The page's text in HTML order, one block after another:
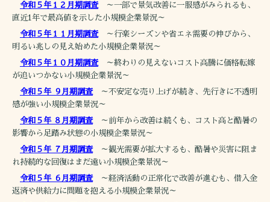
令和５年１２月期調査～一部で景気改善に一服感がみられるも、
直近1年で最高値を示した小規模企業景況～
令和５年１１月期調査～行楽シーズンや省エネ需要の伸びから、
明るい兆しの見え始めた小規模企業景況～
令和５年１０月期調査～終わりの見えないコスト高騰に価格転嫁
が追いつかない小規模企業景況～
令和５年 ９月期調査～不安定な売り上げが続き、先行きに不透明
感が強い小規模企業景況～
令和５年 ８月期調査～前年から改善は続くも、コスト高と酷暑の
影響から足踏み状態の小規模企業景況～
令和５年 ７月期調査～観光需要が拡大するも、酷暑や災害に阻ま
れ持続的な回復はまだ遠い小規模企業景況～
令和５年 ６月期調査～経済活動の正常化で改善が進むも、借入金
返済や供給力に問題を抱える小規模企業景況～